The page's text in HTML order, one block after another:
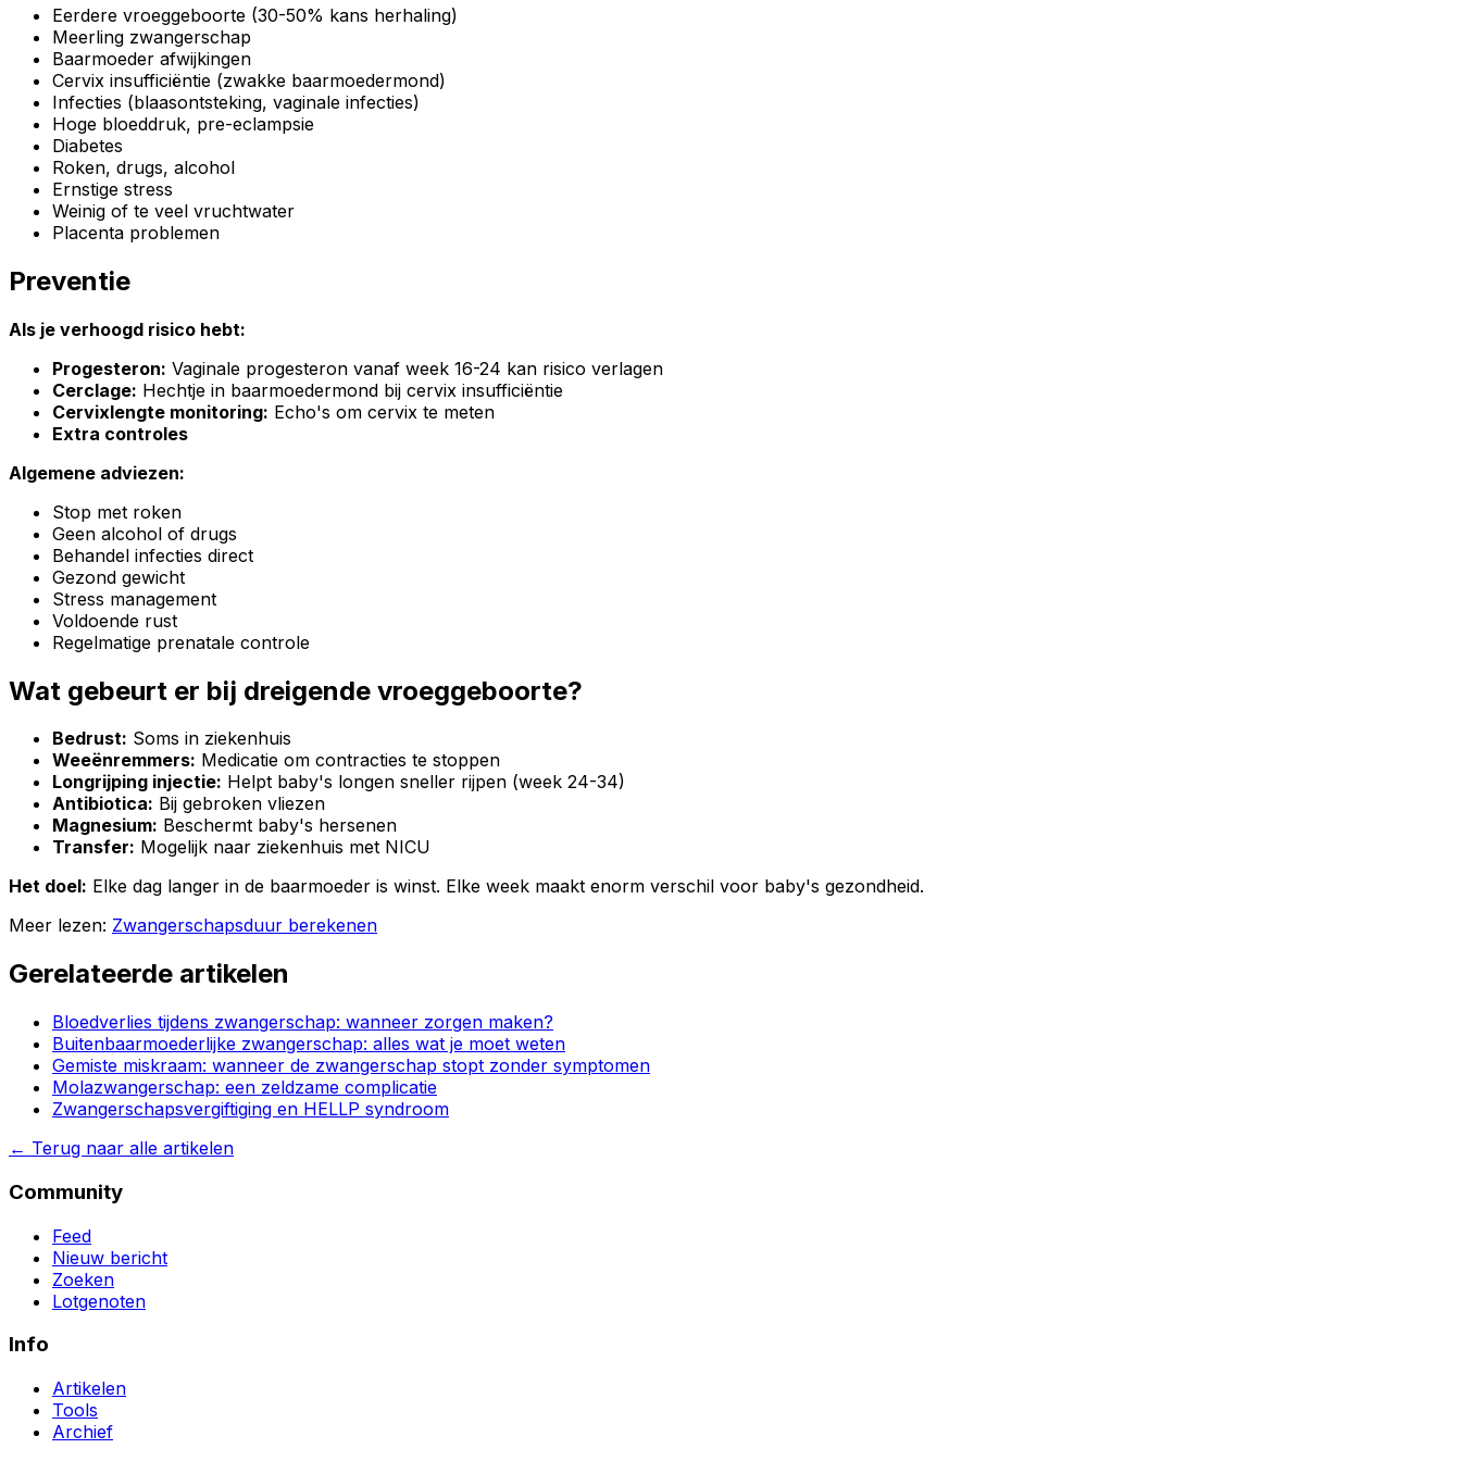
Eerdere vroeggeboorte (30-50% kans herhaling)
Meerling zwangerschap
Baarmoeder afwijkingen
Cervix insufficiëntie (zwakke baarmoedermond)
Infecties (blaasontsteking, vaginale infecties)
Hoge bloeddruk, pre-eclampsie
Diabetes
Roken, drugs, alcohol
Ernstige stress
Weinig of te veel vruchtwater
Placenta problemen
Preventie
Als je verhoogd risico hebt:
Progesteron: Vaginale progesteron vanaf week 16-24 kan risico verlagen
Cerclage: Hechtje in baarmoedermond bij cervix insufficiëntie
Cervixlengte monitoring: Echo's om cervix te meten
Extra controles
Algemene adviezen:
Stop met roken
Geen alcohol of drugs
Behandel infecties direct
Gezond gewicht
Stress management
Voldoende rust
Regelmatige prenatale controle
Wat gebeurt er bij dreigende vroeggeboorte?
Bedrust: Soms in ziekenhuis
Weeënremmers: Medicatie om contracties te stoppen
Longrijping injectie: Helpt baby's longen sneller rijpen (week 24-34)
Antibiotica: Bij gebroken vliezen
Magnesium: Beschermt baby's hersenen
Transfer: Mogelijk naar ziekenhuis met NICU
Het doel: Elke dag langer in de baarmoeder is winst. Elke week maakt enorm verschil voor baby's gezondheid.
Meer lezen: Zwangerschapsduur berekenen
Gerelateerde artikelen
Bloedverlies tijdens zwangerschap: wanneer zorgen maken?
Buitenbaarmoederlijke zwangerschap: alles wat je moet weten
Gemiste miskraam: wanneer de zwangerschap stopt zonder symptomen
Molazwangerschap: een zeldzame complicatie
Zwangerschapsvergiftiging en HELLP syndroom
← Terug naar alle artikelen
Community
Feed
Nieuw bericht
Zoeken
Lotgenoten
Info
Artikelen
Tools
Archief